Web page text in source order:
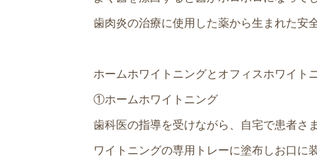
歯肉炎の治療に使用した薬から生まれた安
ホームホワイトニングとオフィスホワイト
①ホームホワイトニング
歯科医の指導を受けながら、自宅で患者さ
ワイトニングの専用トレーに塗布しお口に